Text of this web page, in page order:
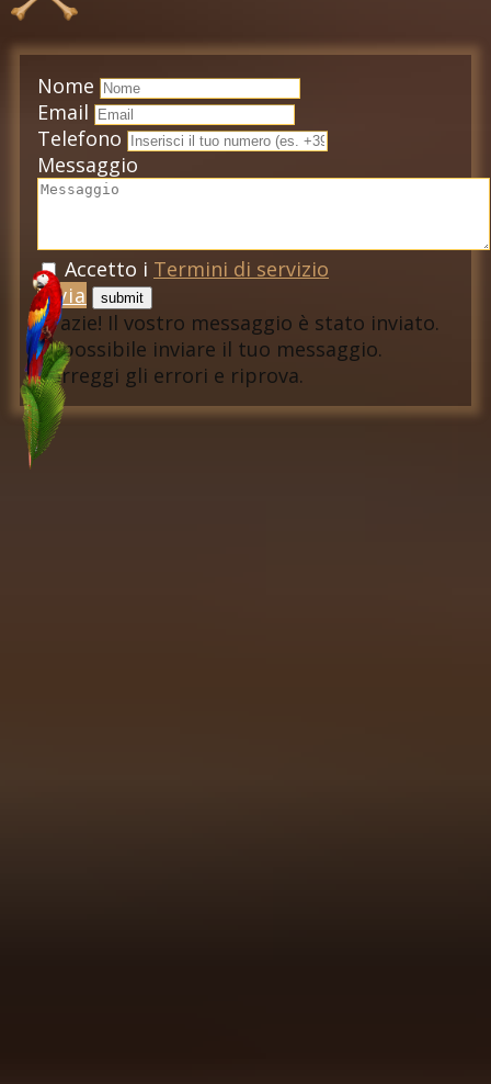
Nome
Email
Telefono
Messaggio
Accetto i Termini di servizio
Invia
Grazie! Il vostro messaggio è stato inviato.
Impossibile inviare il tuo messaggio.
Correggi gli errori e riprova.